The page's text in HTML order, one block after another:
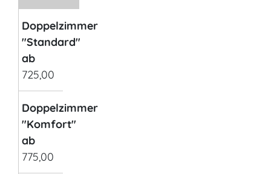
Doppelzimmer
"Standard"
ab
725,00
Doppelzimmer
"Komfort"
ab
775,00